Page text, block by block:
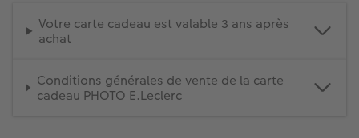
Votre carte cadeau est valable 3 ans après
achat
Conditions générales de vente de la carte
cadeau PHOTO E.Leclerc